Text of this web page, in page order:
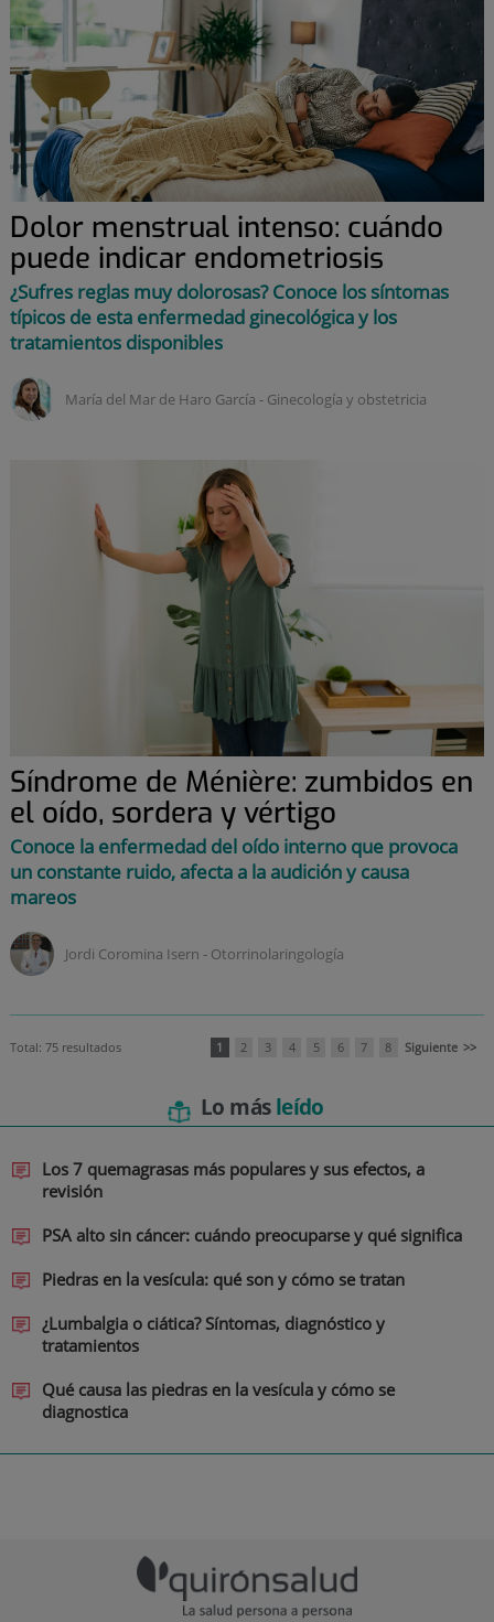
Dolor menstrual intenso: cuándo
puede indicar endometriosis
¿Sufres reglas muy dolorosas? Conoce los síntomas
típicos de esta enfermedad ginecológica y los
tratamientos disponibles
María del Mar de Haro García ‑ ginecología y obstetricia
Síndrome de Ménière: zumbidos en
el oído, sordera y vértigo
Conoce la enfermedad del oído interno que provoca
un constante ruido, afecta a la audición y causa
mareos
Jordi Coromina Isern ‑ otorrinolaringología
Total: 75 resultados 1 2 3 4 5 6 7 8 Siguiente >>
Lo másleído
Los 7 quemagrasas más populares y sus efectos, a
revisión
PSA alto sin cáncer: cuándo preocuparse y qué significa
Piedras en la vesícula: qué son y cómo se tratan
¿Lumbalgia o ciática? Síntomas, diagnóstico y
tratamientos
Qué causa las piedras en la vesícula y cómo se
diagnostica